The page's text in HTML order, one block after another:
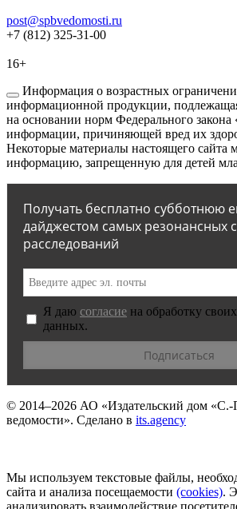
post@spbvedomosti.ru
+7 (812) 325-31-00
16+
Информация о возрастных
информационной продукции,
на основании норм Федерального закона
информации, причиняющей вред их
Некоторые материалы настоящего сайта
информацию, запрещенную для детей
Получать бесплатно субботнюю
дайджестом самых резонансных
расследований
Я даю согласие на обработку
данных.
© 2014–2026 АО «Издательский дом «С.-
ведомости». Сделано в its.agency
Мы используем текстовые файлы,
сайта и анализа посещаемости (сookies).
анализировать взаимодействие